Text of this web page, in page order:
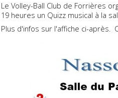
Le Volley-Ball Club de Forrières
19 heures un Quizz musical à la
Plus d'infos sur l'affiche ci-après.